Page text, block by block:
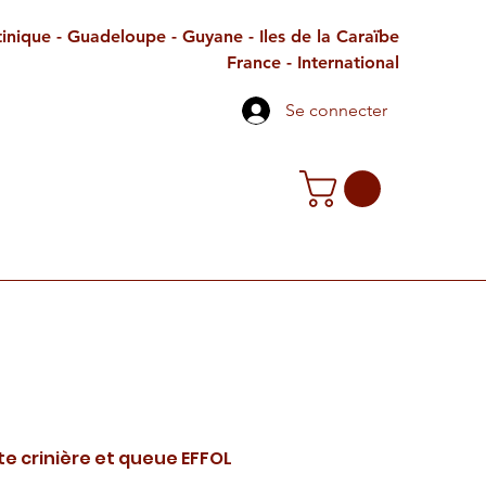
- Guadeloupe - Guyane - Iles de la Caraïbe
France - International
Se connecter
crinière et queue EFFOL